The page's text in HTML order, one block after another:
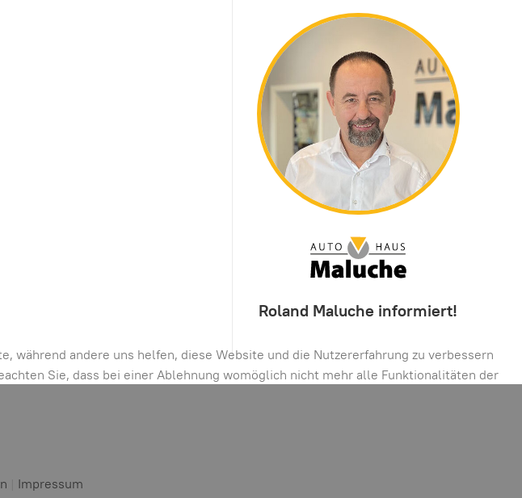
Roland Maluche informiert!
während andere uns helfen, diese Website und die Nutzererfahrung zu verbessern
Sie, dass bei einer Ablehnung womöglich nicht mehr alle Funktionalitäten der
Impressum